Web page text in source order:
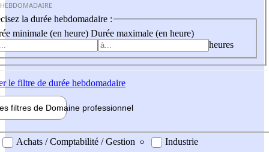
la durée hebdomadaire :
minimale (en heure) Durée maximale (en heure)
heures
le filtre de durée hebdomadaire
filtres de Domaine professionnel
professionel
Achats / Comptabilité / Gestion
Industrie